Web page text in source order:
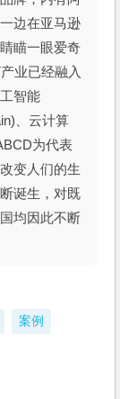
边在亚马逊
瞄一眼爱奇
业已经融入
智能
、云计算
为代表
变人们的生
诞生，对既
均因此不断
案例